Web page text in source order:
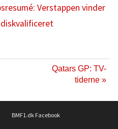
Verstappen vinder
Qatars GP: TV-
tiderne »
BMF1.dk Facebook